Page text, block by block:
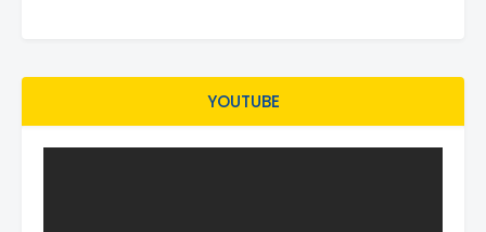
YOUTUBE